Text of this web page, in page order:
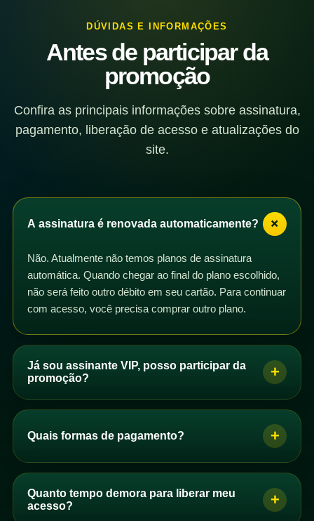
DÚVIDAS E INFORMAÇÕES
Antes de participar da
promoção
Confira as principais informações sobre assinatura,
pagamento, liberação de acesso e atualizações do
site.
A assinatura é renovada automaticamente? +
Não. Atualmente não temos planos de assinatura
automática. Quando chegar ao final do plano escolhido,
não será feito outro débito em seu cartão. Para continuar
com acesso, você precisa comprar outro plano.
Já sou assinante VIP, posso participar da
promoção?
+
Sim. Se você é assinante VIP com plano mensal,
promoção. Basta comprar um dos planos de acesso e
plano após a confirmação do pagamento.
Você pode comprar quantos planos quiser. Se perceber
Quais formas de pagamento? +
Se você é brasileiro, pode pagar por PIX, boleto ou
cartão de crédito. Se você não é brasileiro, pode
comprar com cartão de crédito.
Quanto tempo demora para liberar meu
acesso?
+